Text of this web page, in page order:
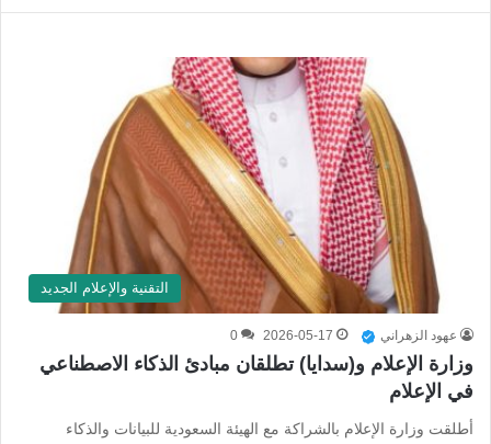
التقنية والإعلام الجديد
عهود الزهراني 2026-05-17
0
وزارة الإعلام و(سدايا) تطلقان مبادئ الذكاء الاصطناعي
في الإعلام
أطلقت وزارة الإعلام بالشراكة مع الهيئة السعودية للبيانات والذكاء